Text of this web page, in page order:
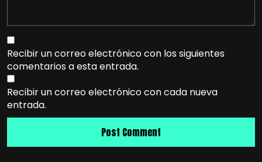
Recibir un correo electrónico con los siguientes
comentarios a esta entrada.
Recibir un correo electrónico con cada nueva
entrada.